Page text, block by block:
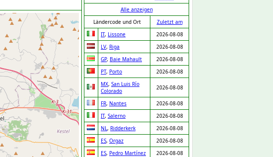
Alle anzeigen
Ländercode und Ort
Zuletzt am
IT, Lissone
2026-08-08
LV, Riga
2026-08-08
GP, Baie Mahault
2026-08-08
PT, Porto
2026-08-08
MX, San Luis Río
Colorado
2026-08-08
FR, Nantes
2026-08-08
IT, Salerno
2026-08-08
NL, Ridderkerk
2026-08-08
ES, Orgaz
2026-08-08
ES, Pedro Martínez
2026-08-08